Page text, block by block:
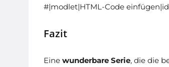
#|modlet|HTML-Code
Fazit
Eine wunderbare Serie, die die